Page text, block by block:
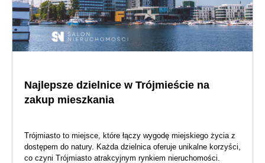
Najlepsze dzielnice w Trójmieście na
zakup mieszkania
Trójmiasto to miejsce, które łączy wygodę miejskiego życia z
dostępem do natury. Każda dzielnica oferuje unikalne korzyści,
co czyni Trójmiasto atrakcyjnym rynkiem nieruchomości.